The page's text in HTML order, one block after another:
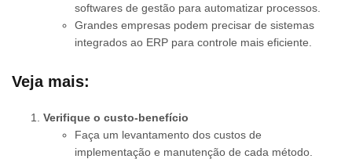
softwares de gestão para automatizar processos.
Grandes empresas podem precisar de sistemas
integrados ao ERP para controle mais eficiente.
Veja mais:
Verifique o custo-benefício
Faça um levantamento dos custos de
implementação e manutenção de cada método.